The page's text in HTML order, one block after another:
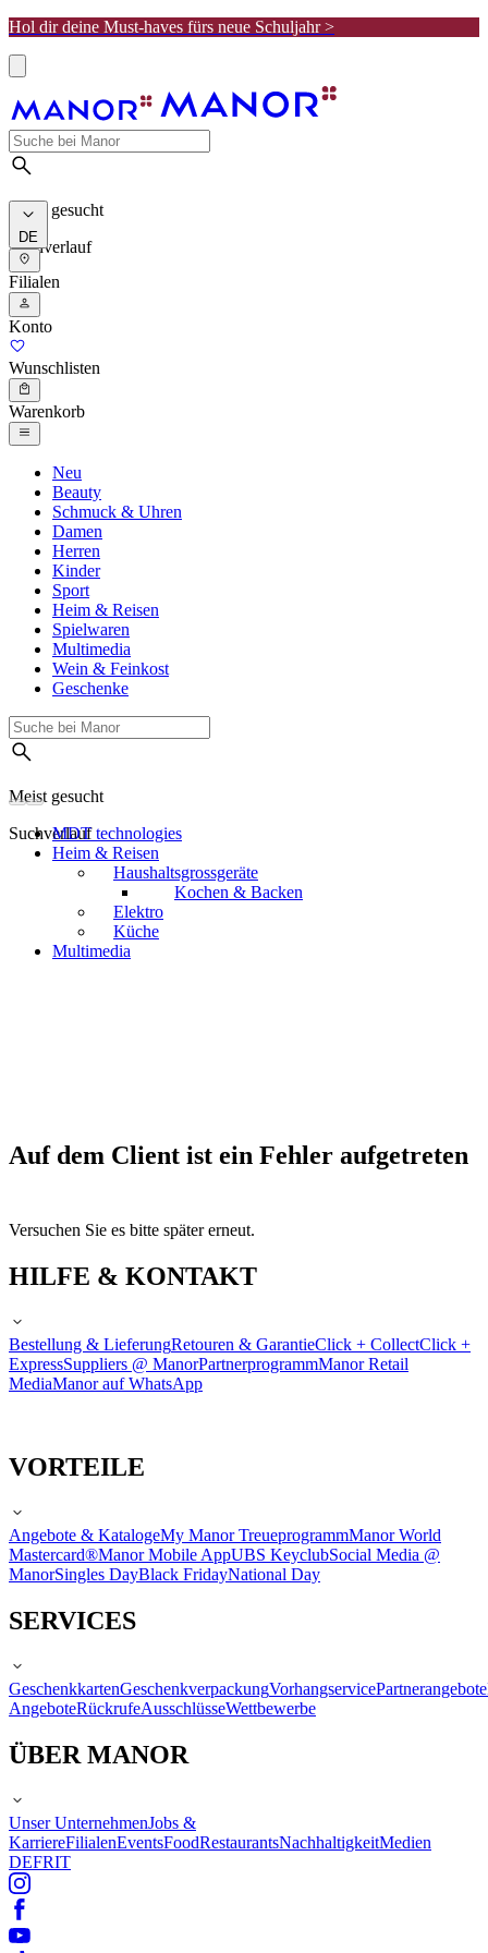
Hol dir deine Must-haves fürs neue Schuljahr >
Meist gesucht
Suchverlauf
DE
Filialen
Konto
Wunschlisten
Warenkorb
Neu
Beauty
Schmuck & Uhren
Damen
Herren
Kinder
Sport
Heim & Reisen
Spielwaren
Multimedia
Wein & Feinkost
Geschenke
Meist gesucht
SuchverlaufMDT technologies
Heim & Reisen
Haushaltsgrossgeräte
Kochen & Backen
Elektro
Küche
Multimedia
Auf dem Client ist ein Fehler aufgetreten
Versuchen Sie es bitte später erneut.
HILFE & KONTAKT
Bestellung & LieferungRetouren & GarantieClick + CollectClick +
ExpressSuppliers @ ManorPartnerprogrammManor Retail
MediaManor auf WhatsApp
VORTEILE
Angebote & KatalogeMy Manor TreueprogrammManor World
Mastercard®Manor Mobile AppUBS KeyclubSocial Media @
ManorSingles DayBlack FridayNational Day
SERVICES
GeschenkkartenGeschenkverpackungVorhangservicePartnerangebote
AngeboteRückrufeAusschlüsseWettbewerbe
ÜBER MANOR
Unser UnternehmenJobs &
KarriereFilialenEventsFoodRestaurantsNachhaltigkeitMedien
DEFRIT